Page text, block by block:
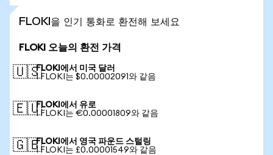
FLOKI을 인기 통화로 환전해 보세요
FLOKI 오늘의 환전 가격
🇺🇸FLOKI에서 미국 달러
1 FLOKI는 $0.00002091와 같음
🇪🇺FLOKI에서 유로
1 FLOKI는 €0.00001809와 같음
🇬🇧FLOKI에서 영국 파운드 스털링
1 FLOKI는 £0.00001549와 같음